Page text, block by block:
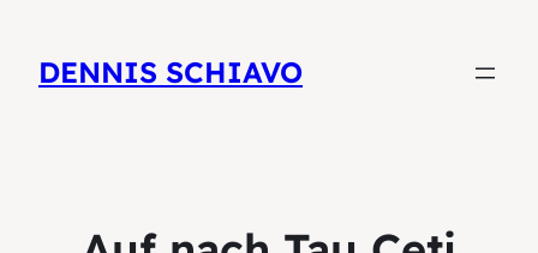
DENNIS SCHIAVO